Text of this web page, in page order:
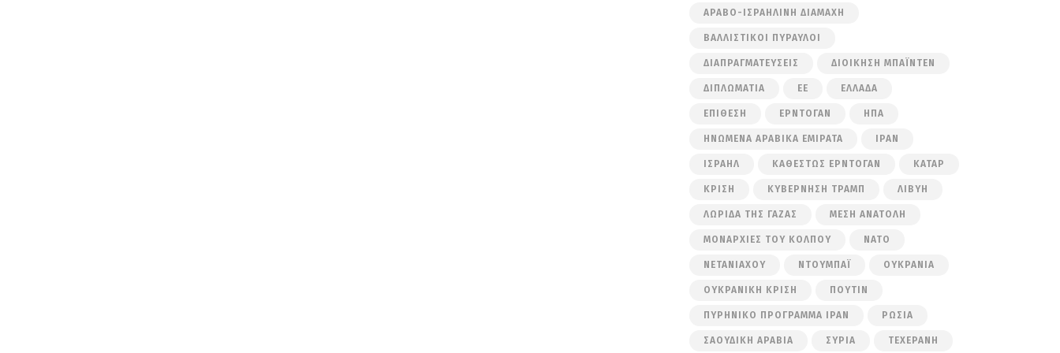
ΑΡΑΒΟ-ΙΣΡΑΗΛΙΝΉ ΔΙΑΜΆΧΗ
ΒΑΛΛΙΣΤΙΚΟΊ ΠΎΡΑΥΛΟΙ
ΔΙΑΠΡΑΓΜΑΤΕΎΣΕΙΣ ΔΙΟΊΚΗΣΗ ΜΠΆΙΝΤΕΝ
ΔΙΠΛΩΜΑΤΊΑ ΕΕ ΕΛΛΆΔΑ
ΕΠΊΘΕΣΗ ΕΡΝΤΟΓΆΝ ΗΠΑ
ΗΝΩΜΈΝΑ ΑΡΑΒΙΚΆ ΕΜΙΡΆΤΑ ΙΡΆΝ
ΙΣΡΑΉΛ ΚΑΘΕΣΤΏΣ ΕΡΝΤΟΓΆΝ ΚΑΤΆΡ
ΚΡΊΣΗ ΚΥΒΈΡΝΗΣΗ ΤΡΑΜΠ ΛΙΒΎΗ
ΛΩΡΊΔΑ ΤΗΣ ΓΆΖΑΣ ΜΈΣΗ ΑΝΑΤΟΛΉ
ΜΟΝΑΡΧΊΕΣ ΤΟΥ ΚΌΛΠΟΥ ΝΑΤΟ
ΝΕΤΑΝΙΆΧΟΥ ΝΤΟΥΜΠΆΙ ΟΥΚΡΑΝΊΑ
ΟΥΚΡΑΝΙΚΉ ΚΡΊΣΗ ΠΟΎΤΙΝ
ΠΥΡΗΝΙΚΌ ΠΡΌΓΡΑΜΜΑ ΙΡΆΝ ΡΩΣΊΑ
ΣΑΟΥΔΙΚΉ ΑΡΑΒΊΑ ΣΥΡΊΑ ΤΕΧΕΡΆΝΗ